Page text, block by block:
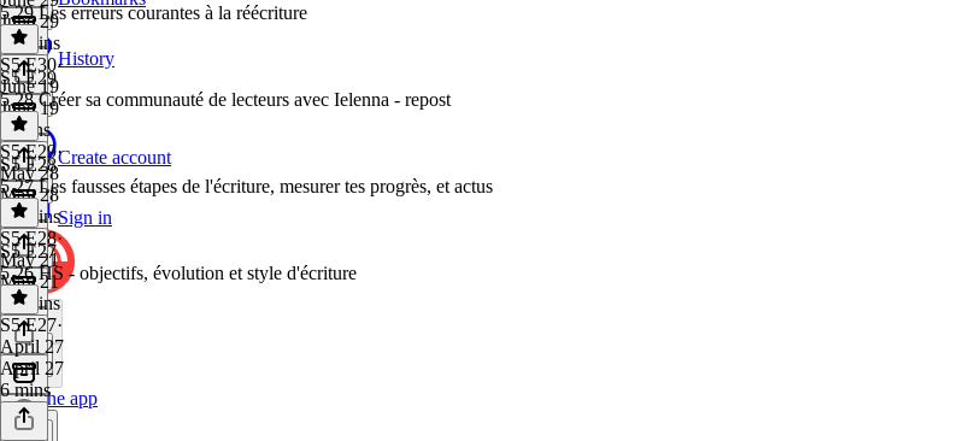
History
Create account
Sign in
Get the app
June 29
16 mins
5.29 Les erreurs courantes à la réécriture
S5 E30·
June 19
June 19
9 mins
S5 E29
5.28 Créer sa communauté de lecteurs avec Ielenna - repost
S5 E29·
May 28
May 28
48 mins
S5 E28
5.27 Les fausses étapes de l'écriture, mesurer tes progrès, et actus
S5 E28·
May 21
May 21
12 mins
S5 E27
5.26 HS - objectifs, évolution et style d'écriture
S5 E27·
April 27
April 27
6 mins